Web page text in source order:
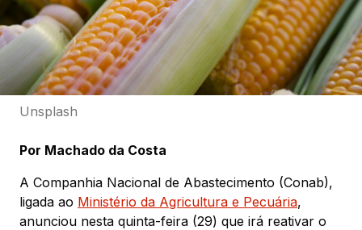
Unsplash
Por Machado da Costa
A Companhia Nacional de Abastecimento (Conab),
ligada ao Ministério da Agricultura e Pecuária,
anunciou nesta quinta-feira (29) que irá reativar o